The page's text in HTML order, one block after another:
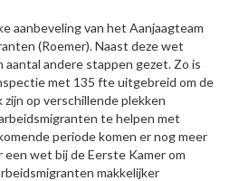
aanbeveling van het Aanjaagteam
(Roemer). Naast deze wet
andere stappen gezet. Zo is
met 135 fte uitgebreid om de
op verschillende plekken
te helpen met
periode komen er nog meer
wet bij de Eerste Kamer om
makkelijker